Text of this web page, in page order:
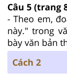
Câu 5 (trang
- Theo em,
này." trong
bày văn bản
Cách 2